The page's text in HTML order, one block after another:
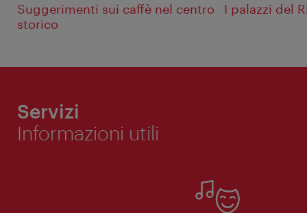
Suggerimenti sui caffè nel centro
storico
I palazzi del
Servizi
Informazioni utili